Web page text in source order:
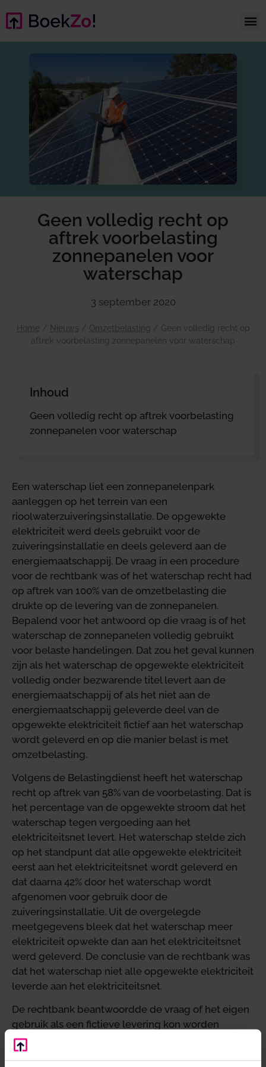
Geen volledig recht op
aftrek voorbelasting
zonnepanelen voor
waterschap
3 september 2020
Home / Nieuws / Omzetbelasting / Geen volledig recht op
aftrek voorbelasting zonnepanelen voor waterschap
Inhoud
Geen volledig recht op aftrek voorbelasting
zonnepanelen voor waterschap
Een waterschap liet een zonnepanelenpark
aanleggen op het terrein van een
rioolwaterzuiveringsinstallatie. De opgewekte
elektriciteit werd deels gebruikt voor de
zuiveringsinstallatie en deels geleverd aan de
energiemaatschappij. De vraag in een procedure
voor de rechtbank was of het waterschap recht had
op aftrek van 100% van de omzetbelasting die
drukte op de levering van de zonnepanelen.
Bepalend voor het antwoord op die vraag is of het
waterschap de zonnepanelen volledig gebruikt
voor belaste handelingen. Dat zou het geval kunnen
zijn als het waterschap de opgewekte elektriciteit
volledig onder bezwarende titel levert aan de
energiemaatschappij of als het niet aan de
energiemaatschappij geleverde deel van de
opgewekte elektriciteit fictief aan het waterschap
wordt geleverd en op die manier belast is met
omzetbelasting.
Volgens de Belastingdienst heeft het waterschap
recht op aftrek van 58% van de voorbelasting. Dat is
het percentage van de opgewekte stroom dat het
waterschap tegen vergoeding aan het
elektriciteitsnet levert. Het waterschap stelde zich
op het standpunt dat alle opgewekte elektriciteit
eerst aan het elektriciteitsnet wordt geleverd en
dat daarna 42% door het waterschap wordt
afgenomen voor gebruik door de
zuiveringsinstallatie. Uit de overgelegde
meetgegevens bleek dat het waterschap meer
elektriciteit opwekte dan aan het elektriciteitsnet
werd geleverd. De conclusie van de rechtbank was
dat het waterschap niet alle opgewekte elektriciteit
leverde aan het elektriciteitsnet.
De rechtbank beantwoordde de vraag of het eigen
gebruik als een fictieve levering kon worden
aangemerkt ontkennend. Het door een
ondernemer aan zijn bedrijf onttrekken van een